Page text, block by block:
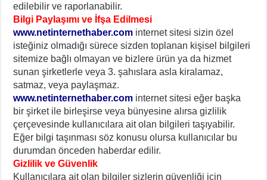
edilebilir ve raporlanabilir.
Bilgi Paylaşımı ve İfşa Edilmesi
www.netinternethaber.com internet sitesi sizin özel
isteğiniz olmadığı sürece sizden toplanan kişisel bilgileri
sitemize bağlı olmayan ve bizlere ürün ya da hizmet
sunan şirketlerle veya 3. şahıslara asla kiralamaz,
satmaz, veya paylaşmaz.
www.netinternethaber.com internet sitesi eğer başka
bir şirket ile birleşirse veya bünyesine alırsa gizlilik
çerçevesinde kullanıcılara ait olan bilgileri taşıyabilir.
Eğer bilgi taşınması söz konusu olursa kullanıcılar bu
durumdan önceden haberdar edilir.
Gizlilik ve Güvenlik
Kullanıcılara ait olan bilgiler sizlerin güvenliği için